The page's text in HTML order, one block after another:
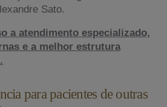
Sato.
a atendimento especializado,
e a melhor estrutura
para pacientes de outras